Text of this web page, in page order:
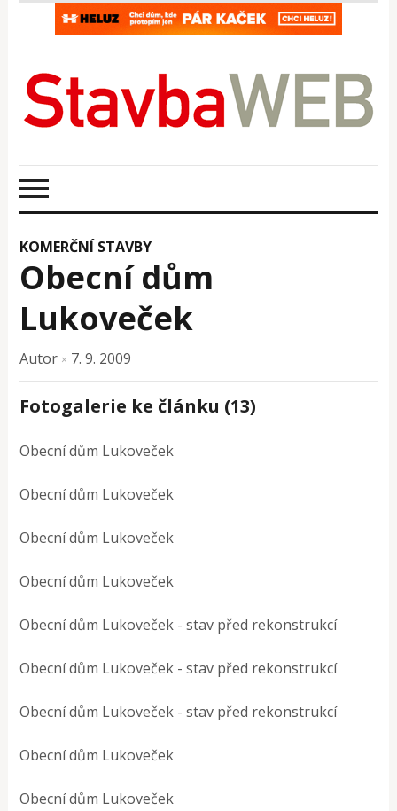
KOMERČNÍ STAVBY
Obecní dům
Lukoveček
Autor × 7. 9. 2009
Fotogalerie ke článku (13)
Obecní dům Lukoveček
Obecní dům Lukoveček
Obecní dům Lukoveček
Obecní dům Lukoveček
Obecní dům Lukoveček - stav před rekonstrukcí
Obecní dům Lukoveček - stav před rekonstrukcí
Obecní dům Lukoveček - stav před rekonstrukcí
Obecní dům Lukoveček
Obecní dům Lukoveček